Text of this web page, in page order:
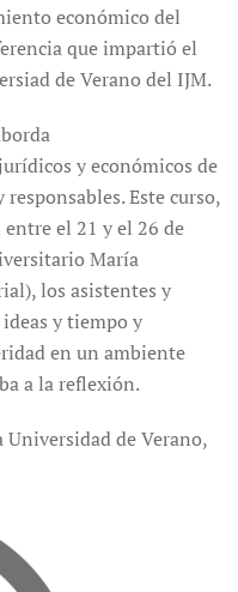
económico del
que impartió el
de Verano del IJM.
y económicos de
Este curso,
el 21 y el 26 de
María
los asistentes y
y tiempo y
en un ambiente
a la reflexión.
Universidad de Verano,